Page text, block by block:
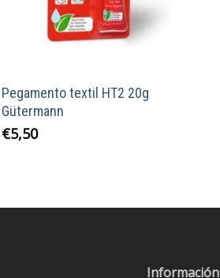
Pegamento textil HT2 20g
Gütermann
€5,50
Información